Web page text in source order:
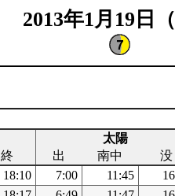
2013年1月19日
太陽
終 出 南中
没
18:10 7:00 11:45